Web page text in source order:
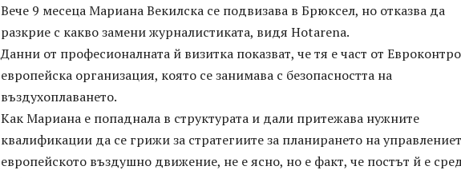
Вече 9 месеца Мариана Векилска се подвизава в Брюксел, но отказва да
разкрие с какво замени журналистиката, видя Hotarena.
Данни от професионалната й визитка показват, че тя е част от
европейска организация, която се занимава с безопасността на
въздухоплаването.
Как Мариана е попаднала в структурата и дали притежава нужните
квалификации да се грижи за стратегиите за планирането на
европейското въздушно движение, не е ясно, но е факт, че постът й е